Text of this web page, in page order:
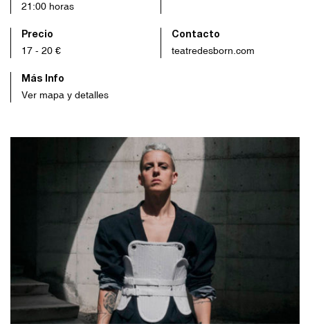
21:00 horas
Precio
17 - 20 €
Contacto
teatredesborn.com
Más Info
Ver mapa y detalles